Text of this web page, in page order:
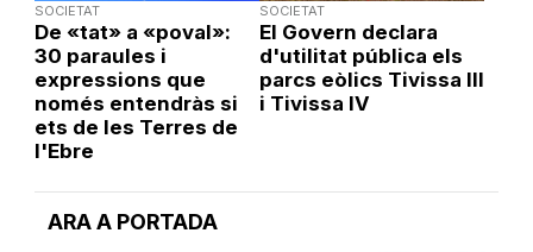
ARA A PORTADA
SOCIETAT
De «tat» a «poval»:
30 paraules i
expressions que
només entendràs si
ets de les Terres de
l'Ebre
SOCIETAT
El Govern declara
d'utilitat pública els
parcs eòlics Tivissa III
i Tivissa IV